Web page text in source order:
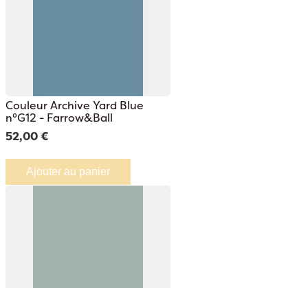
Couleur Archive Yard Blue
n°G12 - Farrow&Ball
52,00 €
Ajouter au panier